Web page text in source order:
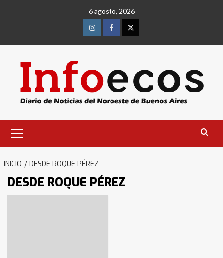
6 agosto, 2026
InstagramFacebookTwitter
primario
INICIO DESDE ROQUE PÉREZ
DESDE ROQUE PÉREZ